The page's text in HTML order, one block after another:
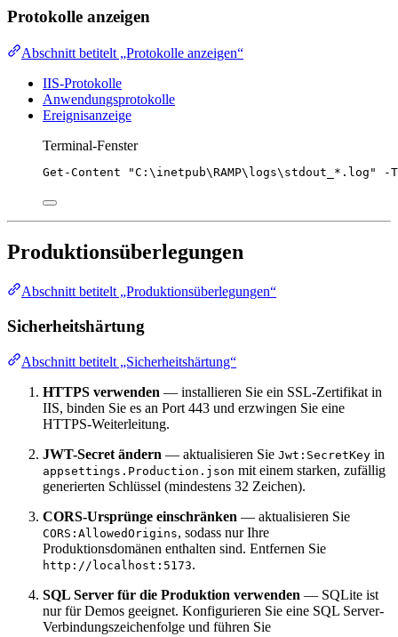
Protokolle anzeigen
Abschnitt betitelt „Protokolle anzeigen“
IIS-Protokolle
Anwendungsprotokolle
Ereignisanzeige
Terminal-Fenster
Get-Content "C:\inetpub\RAMP\logs\stdout_*.log " -
Produktionsüberlegungen
Abschnitt betitelt „Produktionsüberlegungen“
Sicherheitshärtung
Abschnitt betitelt „Sicherheitshärtung“
HTTPS verwenden — installieren Sie ein SSL-Zertifikat in
IIS, binden Sie es an Port 443 und erzwingen Sie eine
HTTPS-Weiterleitung.
JWT-Secret ändern — aktualisieren Sie Jwt:SecretKey in
appsettings.Production.json mit einem starken, zufällig
generierten Schlüssel (mindestens 32 Zeichen).
CORS-Ursprünge einschränken — aktualisieren Sie
CORS:AllowedOrigins, sodass nur Ihre
Produktionsdomänen enthalten sind. Entfernen Sie
http://localhost:5173.
SQL Server für die Produktion verwenden — SQLite ist
nur für Demos geeignet. Konfigurieren Sie eine SQL Server-
Verbindungszeichenfolge und führen Sie